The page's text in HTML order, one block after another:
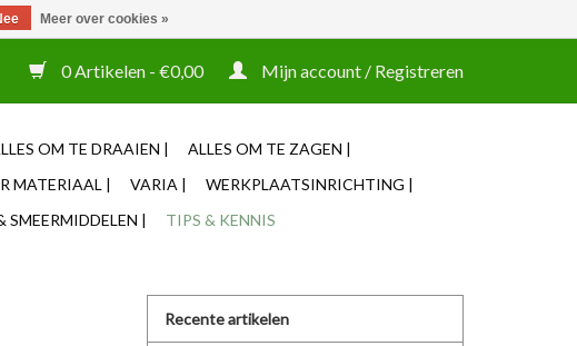
0 Artikelen - €0,00 Mijn account / Registreren
OM TE DRAAIEN |
ALLES OM TE ZAGEN |
MATERIAAL | VARIA |
WERKPLAATSINRICHTING |
SMEERMIDDELEN | TIPS & KENNIS
Recente artikelen
Meer over cookies »
✓ Naast tooling ook machines Zakelijke login mogelijk